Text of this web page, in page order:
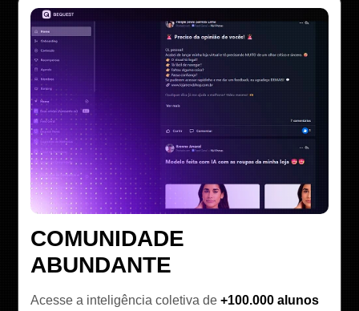
COMUNIDADE
ABUNDANTE
Acesse a inteligência coletiva de+100.000 alunos